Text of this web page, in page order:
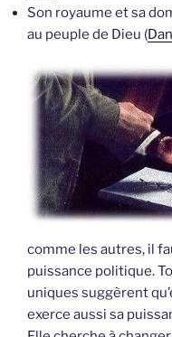
Son royaume et sa
au peuple de Dieu (
comme les autres, il
puissance politique.
uniques suggèrent
exerce aussi sa